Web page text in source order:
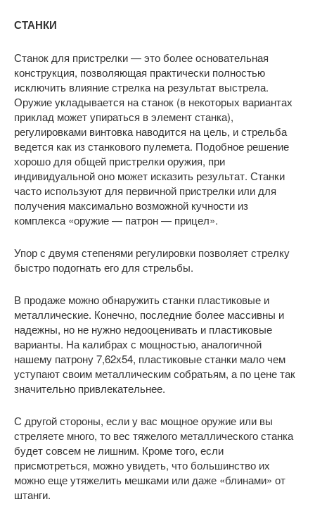
СТАНКИ
Станок для пристрелки — это более основательная
конструкция, позволяющая практически полностью
исключить влияние стрелка на результат выстрела.
Оружие укладывается на станок (в некоторых вариантах
приклад может упираться в элемент станка),
регулировками винтовка наводится на цель, и стрельба
ведется как из станкового пулемета. Подобное решение
хорошо для общей пристрелки оружия, при
индивидуальной оно может исказить результат. Станки
часто используют для первичной пристрелки или для
получения максимально возможной кучности из
комплекса «оружие — патрон — прицел».
Упор с двумя степенями регулировки позволяет стрелку
быстро подогнать его для стрельбы.
В продаже можно обнаружить станки пластиковые и
металлические. Конечно, последние более массивны и
надежны, но не нужно недо­оценивать и пластиковые
варианты. На калибрах с мощностью, аналогичной
нашему патрону 7,62х54, пластиковые станки мало чем
уступают своим металлическим собратьям, а по цене так
значительно привлекательнее.
С другой стороны, если у вас мощное оружие или вы
стреляете много, то вес тяжелого металлического станка
будет совсем не лишним. Кроме того, если
присмотреться, можно увидеть, что большинство их
можно еще утяжелить мешками или даже «блинами» от
штанги.